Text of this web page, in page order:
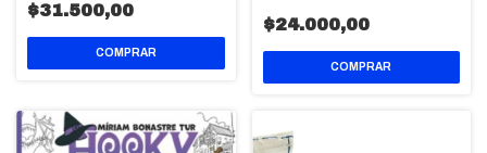
$31.500,00
$24.000,00